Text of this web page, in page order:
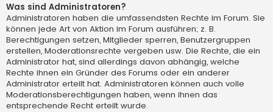
Was sind Administratoren?
Administratoren haben die umfassendsten Rechte im Forum. Sie
können jede Art von Aktion im Forum ausführen; z. B.
Berechtigungen setzen, Mitglieder sperren, Benutzergruppen
erstellen, Moderationsrechte vergeben usw. Die Rechte, die ein
Administrator hat, sind allerdings davon abhängig, welche
Rechte ihnen ein Gründer des Forums oder ein anderer
Administrator erteilt hat. Administratoren können auch volle
Moderationsberechtigungen haben, wenn ihnen das
entsprechende Recht erteilt wurde.